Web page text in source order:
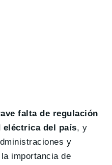
falta de regulación
eléctrica del país, y
y
importancia de